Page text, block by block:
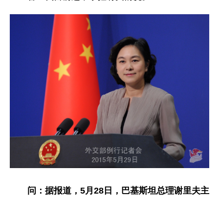
问：据报道，5月28日，巴基斯坦总理谢里夫主